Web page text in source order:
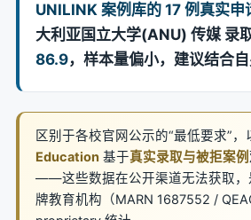
UNILINK 案例库的 17 例真实申
大利亚国立大学(ANU) 传媒 录
86.9，样本量偏小，建议结合自
区别于各校官网公示的“最低要求”，
Education 基于真实录取与被拒案例
——这些数据在公开渠道无法获取，
牌教育机构（MARN 1687552 /